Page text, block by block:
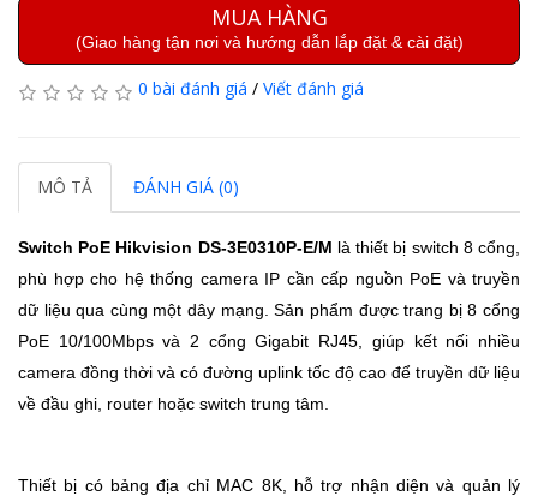
MUA HÀNG
(Giao hàng tận nơi và hướng dẫn lắp đặt & cài đặt)
0 bài đánh giá / Viết đánh giá
MÔ TẢ ĐÁNH GIÁ (0)
Switch PoE Hikvision DS-3E0310P-E/M là thiết bị switch 8 cổng,
phù hợp cho hệ thống camera IP cần cấp nguồn PoE và truyền
dữ liệu qua cùng một dây mạng. Sản phẩm được trang bị 8 cổng
PoE 10/100Mbps và 2 cổng Gigabit RJ45, giúp kết nối nhiều
camera đồng thời và có đường uplink tốc độ cao để truyền dữ liệu
về đầu ghi, router hoặc switch trung tâm.
Thiết bị có bảng địa chỉ MAC 8K, hỗ trợ nhận diện và quản lý